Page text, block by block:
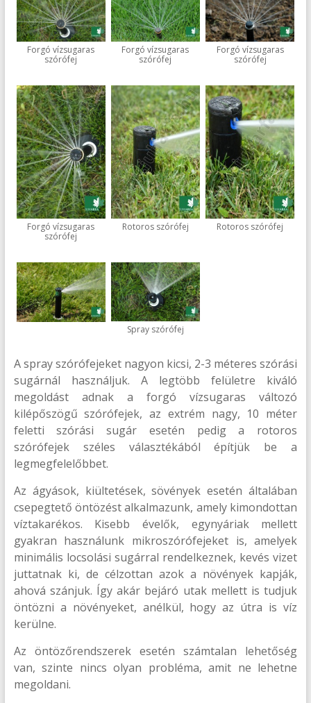
Forgó vízsugaras
szórófej
Forgó vízsugaras
szórófej
Forgó vízsugaras
szórófej
Forgó vízsugaras
szórófej
Rotoros szórófej Rotoros szórófej
Spray szórófej
A spray szórófejeket nagyon kicsi, 2-3 méteres szórási
sugárnál használjuk. A legtöbb felületre kiváló
megoldást adnak a forgó vízsugaras változó
kilépőszögű szórófejek, az extrém nagy, 10 méter
feletti szórási sugár esetén pedig a rotoros
szórófejek széles választékából építjük be a
legmegfelelőbbet.
Az ágyások, kiültetések, sövények esetén általában
csepegtető öntözést alkalmazunk, amely kimondottan
víztakarékos. Kisebb évelők, egynyáriak mellett
gyakran használunk mikroszórófejeket is, amelyek
minimális locsolási sugárral rendelkeznek, kevés vizet
juttatnak ki, de célzottan azok a növények kapják,
ahová szánjuk. Így akár bejáró utak mellett is tudjuk
öntözni a növényeket, anélkül, hogy az útra is víz
kerülne.
Az öntözőrendszerek esetén számtalan lehetőség
van, szinte nincs olyan probléma, amit ne lehetne
megoldani.